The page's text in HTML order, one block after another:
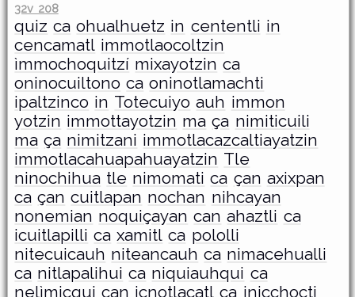
32v 208
quiz ca ohualhuetz in cententli in
cencamatl immotlaocoltzin
ìmmochoquitzí mixayotzin ca
oninocuiltono ca oninotlamachti
ipaltzinco in Totecuiyo auh immon
yotzin immottayotzin ma ça nimiticuili
ma ça nimitzani immotlacazcaltiayatzin
immotlacahuapahuayatzin Tle
ninochihua tle nimomati ca çan axixpan
ca çan cuitlapan nochan nihcayan
nonemian noquiçayan can ahaztli ca
icuitlapilli ca xamitl ca pololli
nitecuicauh niteancauh ca nimacehualli
ca nitlapalihui ca niquiauhqui ca
nelìmicqui can icnotlacatl ca inicchocti